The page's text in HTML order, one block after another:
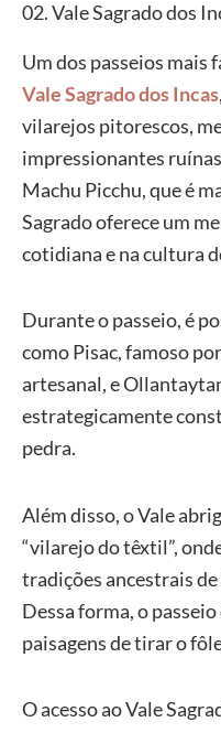
02. Vale Sagrado dos
Um dos passeios mais
Vale Sagrado dos Incas
vilarejos pitorescos,
impressionantes
Machu Picchu, que é
Sagrado oferece um
cotidiana e na cultura
Durante o passeio, é
como Pisac, famoso
artesanal, e
estrategicamente
pedra.
Além disso, o Vale
“vilarejo do têxtil”,
tradições ancestrais
Dessa forma, o
paisagens de tirar o
O acesso ao Vale